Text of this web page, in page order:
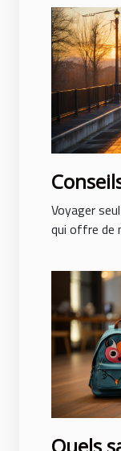
Voyager
qui offre de